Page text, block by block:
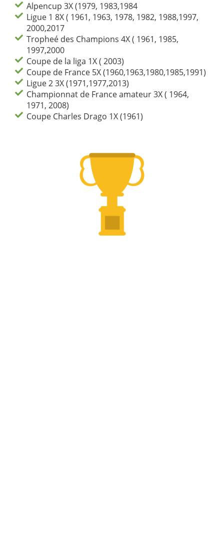
Alpencup 3X (1979, 1983,1984
Ligue 1 8X ( 1961, 1963, 1978, 1982, 1988,1997,
2000,2017
Tropheé des Champions 4X ( 1961, 1985,
1997,2000
Coupe de la liga 1X ( 2003)
Coupe de France 5X (1960,1963,1980,1985,1991)
Ligue 2 3X (1971,1977,2013)
Championnat de France amateur 3X ( 1964,
1971, 2008)
Coupe Charles Drago 1X (1961)